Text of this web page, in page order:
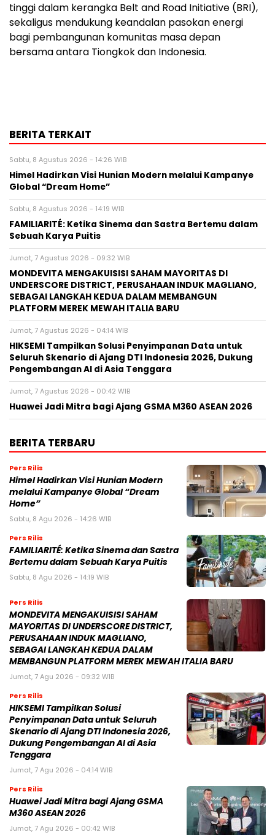
tinggi dalam kerangka Belt and Road Initiative (BRI),
sekaligus mendukung keandalan pasokan energi
bagi pembangunan komunitas masa depan
bersama antara Tiongkok dan Indonesia.
BERITA TERKAIT
Sabtu, 8 Agustus 2026 - 14:26 WIB
Himel Hadirkan Visi Hunian Modern melalui Kampanye
Global “Dream Home”
Sabtu, 8 Agustus 2026 - 14:19 WIB
FAMILIARITÉ: Ketika Sinema dan Sastra Bertemu dalam
Sebuah Karya Puitis
Jumat, 7 Agustus 2026 - 09:32 WIB
MONDEVITA MENGAKUISISI SAHAM MAYORITAS DI
UNDERSCORE DISTRICT, PERUSAHAAN INDUK MAGLIANO,
SEBAGAI LANGKAH KEDUA DALAM MEMBANGUN
PLATFORM MEREK MEWAH ITALIA BARU
Jumat, 7 Agustus 2026 - 04:14 WIB
HIKSEMI Tampilkan Solusi Penyimpanan Data untuk
Seluruh Skenario di Ajang DTI Indonesia 2026, Dukung
Pengembangan AI di Asia Tenggara
Jumat, 7 Agustus 2026 - 00:42 WIB
Huawei Jadi Mitra bagi Ajang GSMA M360 ASEAN 2026
BERITA TERBARU
Pers Rilis
Himel Hadirkan Visi Hunian Modern
melalui Kampanye Global “Dream
Home”
Sabtu, 8 Agu 2026 - 14:26 WIB
Pers Rilis
FAMILIARITÉ: Ketika Sinema dan Sastra
Bertemu dalam Sebuah Karya Puitis
Sabtu, 8 Agu 2026 - 14:19 WIB
Pers Rilis
MONDEVITA MENGAKUISISI SAHAM
MAYORITAS DI UNDERSCORE DISTRICT,
PERUSAHAAN INDUK MAGLIANO,
SEBAGAI LANGKAH KEDUA DALAM
MEMBANGUN PLATFORM MEREK MEWAH ITALIA BARU
Jumat, 7 Agu 2026 - 09:32 WIB
Pers Rilis
HIKSEMI Tampilkan Solusi
Penyimpanan Data untuk Seluruh
Skenario di Ajang DTI Indonesia 2026,
Dukung Pengembangan AI di Asia
Tenggara
Jumat, 7 Agu 2026 - 04:14 WIB
Pers Rilis
Huawei Jadi Mitra bagi Ajang GSMA
M360 ASEAN 2026
Jumat, 7 Agu 2026 - 00:42 WIB